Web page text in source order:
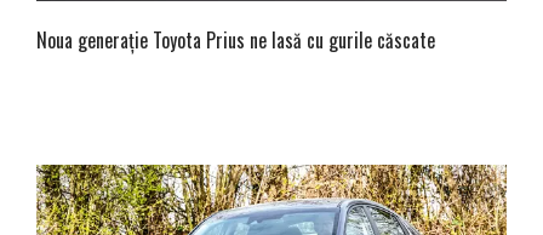
Noua generație Toyota Prius ne lasă cu gurile căscate